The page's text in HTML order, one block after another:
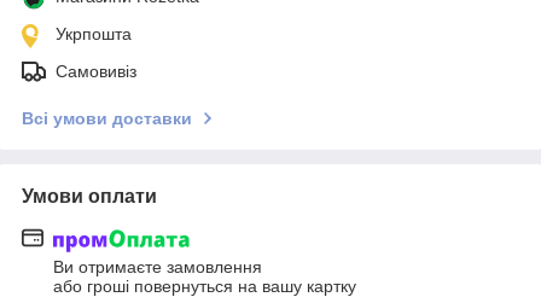
Укрпошта
Самовивіз
Всі умови доставки
Умови оплати
Ви отримаєте замовлення
або гроші повернуться на вашу картку